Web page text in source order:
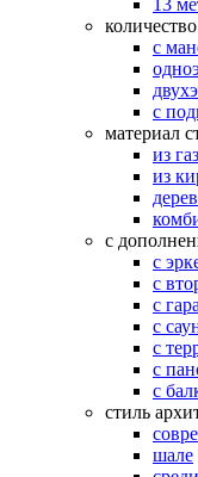
13
с
с
материал
из
из
с
с
с
с
с
с
с
с
стиль
шале